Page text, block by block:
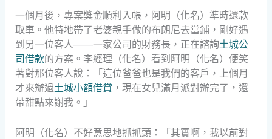
一個月後，專案獎金順利入帳，阿明（化名）準時還款
取車。他特地帶了老婆親手做的布朗尼去當鋪，剛好遇
到另一位客人——一家公司的財務長，正在諮詢土城公
司借款的方案。李經理（化名）看到阿明（化名）便笑
著對那位客人說：「這位爸爸也是我們的客戶，上個月
才來辦過土城小額借貸 ，現在女兒滿月派對辦完了，還
帶甜點來謝我。」
阿明（化名）不好意思地抓抓頭：「其實啊，我以前對